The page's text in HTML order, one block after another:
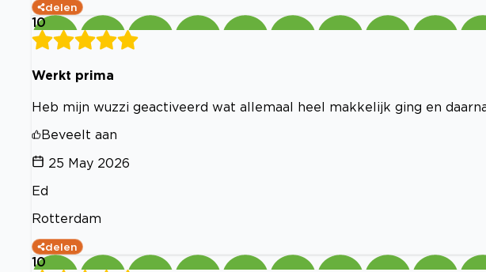
delen
10
Werkt prima
Heb mijn wuzzi geactiveerd wat allemaal heel makkelijk ging en
Beveelt aan
25 May 2026
Ed
Rotterdam
delen
10